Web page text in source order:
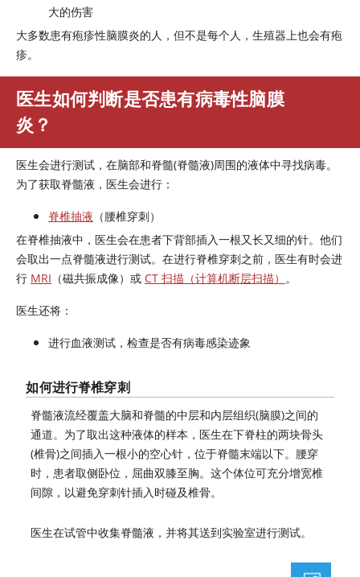
大的伤害
大多数患有疱疹性脑膜炎的人，但不是每个人，生殖器上也会有疱
疹。
医生如何判断是否患有病毒性脑膜
炎？
医生会进行测试，在脑部和脊髓(脊髓液)周围的液体中寻找病毒。
为了获取脊髓液，医生会进行：
脊椎抽液 （腰椎穿刺）
在脊椎抽液中，医生会在患者下背部插入一根又长又细的针。他们
会取出一点脊髓液进行测试。在进行脊椎穿刺之前，医生有时会进
行 MRI （磁共振成像）或 CT 扫描（计算机断层扫描） 。
医生还将：
进行血液测试，检查是否有病毒感染迹象
如何进行脊椎穿刺
脊髓液流经覆盖大脑和脊髓的中层和内层组织(脑膜)之间的
通道。为了取出这种液体的样本，医生在下脊柱的两块骨头
(椎骨)之间插入一根小的空心针，位于脊髓末端以下。腰穿
时，患者取侧卧位，屈曲双膝至胸。这个体位可充分增宽椎
间隙，以避免穿刺针插入时碰及椎骨。
医生在试管中收集脊髓液，并将其送到实验室进行测试。